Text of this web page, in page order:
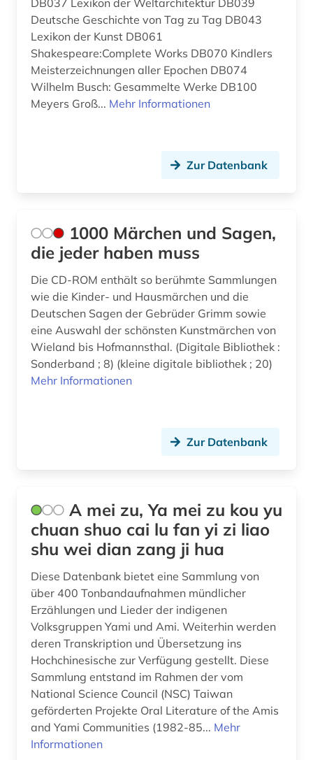
atlas (2)
audio recordings (1)
audiodatei (1)
audiovisuelle medien (1)
barock (1)
bayerisch schwaben (1)
bayern (3)
belgien (2)
benin (1)
bergen (norwegen) (1)
berufe (1)
bezeichnung (1)
bibliografie (20)
bibliographie (7)
bibliothek (1)
biblische studien (1)
bildarchiv (1)
Großbritannien (7)
Hamburg (1)
Hessen (1)
Irland (1)
Italien (1)
Japan (3)
Jugoslawien (3)
Kanada (3)
Korea (1)
Kroatien (3)
Lettland (1)
Mittelamerika (9)
Moldawien (2)
Montenegro (3)
Niederlande (3)
Niedersachsen (1)
Nordamerika (6)
Nordrhein-Westfalen (1)
Norwegen (10)
DB037 Lexikon der Weltarchitektur DB039
Deutsche Geschichte von Tag zu Tag DB043
Lexikon der Kunst DB061
Shakespeare:Complete Works DB070 Kindlers
Meisterzeichnungen aller Epochen DB074
Wilhelm Busch: Gesammelte Werke DB100
Meyers Groß... Mehr Informationen
Zur Datenbank
1000 Märchen und Sagen,
die jeder haben muss
Die CD-ROM enthält so berühmte Sammlungen
wie die Kinder- und Hausmärchen und die
Deutschen Sagen der Gebrüder Grimm sowie
eine Auswahl der schönsten Kunstmärchen von
Wieland bis Hofmannsthal. (Digitale Bibliothek :
Sonderband ; 8) (kleine digitale bibliothek ; 20)
Mehr Informationen
Zur Datenbank
A mei zu, Ya mei zu kou yu
chuan shuo cai lu fan yi zi liao
shu wei dian zang ji hua
Diese Datenbank bietet eine Sammlung von
über 400 Tonbandaufnahmen mündlicher
Erzählungen und Lieder der indigenen
Volksgruppen Yami und Ami. Weiterhin werden
deren Transkription und Übersetzung ins
Hochchinesische zur Verfügung gestellt. Diese
Sammlung entstand im Rahmen der vom
National Science Council (NSC) Taiwan
geförderten Projekte Oral Literature of the Amis
and Yami Communities (1982-85... Mehr
Informationen